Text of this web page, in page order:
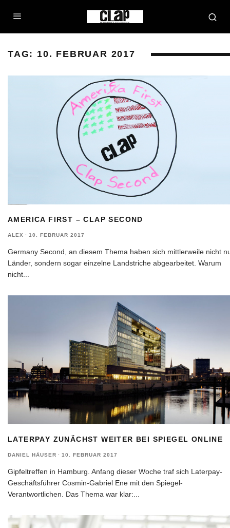
TAG: 10. FEBRUAR 2017
AMERICA FIRST – CLAP SECOND
ALEX · 10. FEBRUAR 2017
Germany Second, an diesem Thema haben sich mittlerweile nicht
Länder, sondern sogar einzelne Landstriche abgearbeitet. Warum
nicht
LATERPAY ZUNÄCHST WEITER BEI SPIEGEL ONLINE
DANIEL HÄUSER · 10. FEBRUAR 2017
Gipfeltreffen in Hamburg. Anfang dieser Woche traf sich Laterpay-
Geschäftsführer Cosmin-Gabriel Ene mit den Spiegel-
Verantwortlichen. Das Thema war klar: